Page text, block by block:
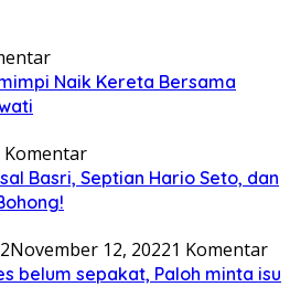
Naik Kereta Bersama
Komentar
Basri, Septian Hario Seto, dan
November 12, 20221 Komentar
belum sepakat, Paloh minta isu